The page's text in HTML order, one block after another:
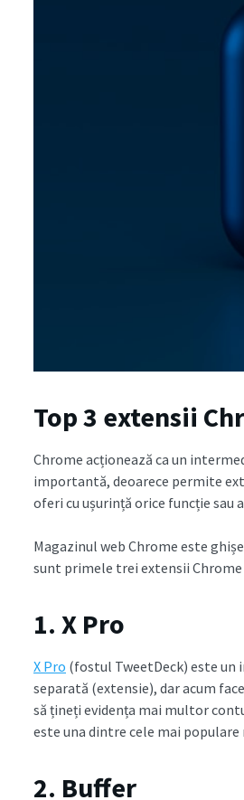
Top 3 extensii
Chrome acționează ca un
importantă, deoarece permite
oferi cu ușurință orice funcție
Magazinul web Chrome este
sunt primele trei extensii
1. X Pro
X Pro (fostul TweetDeck) este
separată (extensie), dar acum
să țineți evidența mai multor
este una dintre cele mai
2. Buffer